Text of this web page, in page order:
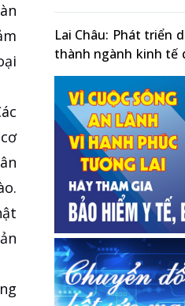
Lai Châu: Phát triển
thành ngành kinh tế